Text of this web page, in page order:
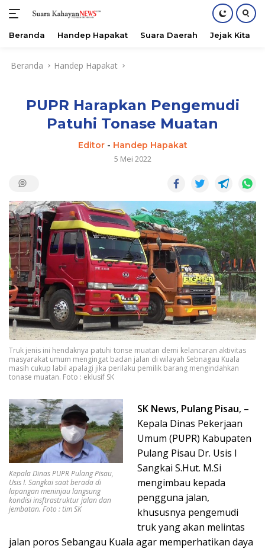
Beranda Handep Hapakat Suara Daerah Jejak Kita
Beranda Handep Hapakat
PUPR Harapkan Pengemudi
Patuhi Tonase Muatan
Editor- Handep Hapakat
5 Mei 2022
Truk jenis ini hendaknya patuhi tonse muatan demi kelancaran aktivitas
masyarakat umum mengingat badan jalan di wilayah Sebnagau Kuala
masih cukup labil apalagi jika perilaku pemilik barang mengindahkan
tonase muatan. Foto : eklusif SK
Kepala Dinas PUPR Pulang Pisau,
Usis I. Sangkai saat berada di
lapangan meninjau langsung
kondisi insftrastruktur jalan dan
jembatan. Foto : tim SK
SK News, Pulang Pisau, –
Kepala Dinas Pekerjaan
Umum (PUPR) Kabupaten
Pulang Pisau Dr. Usis I
Sangkai S.Hut. M.Si
mengimbau kepada
pengguna jalan,
khususnya pengemudi
truk yang akan melintas
jalan poros Sebangau Kuala agar memperhatikan daya